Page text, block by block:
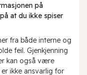
på
at du ikke spiser
fra både interne og
feil. Gjenkjenning
kan også være
ikke ansvarlig for